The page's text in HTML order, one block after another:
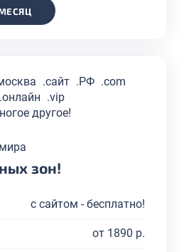
.сайт .РФ .com
.онлайн .vip
другое!
зон!
с сайтом - бесплатно!
от 1890 р.